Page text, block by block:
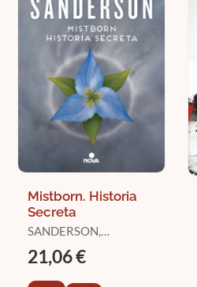
Mistborn. Historia
Secreta
SANDERSON,
21,06 €